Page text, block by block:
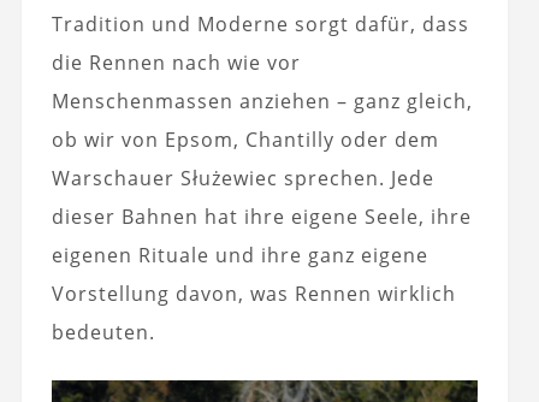
Tradition und Moderne sorgt dafür, dass
die Rennen nach wie vor
Menschenmassen anziehen – ganz gleich,
ob wir von Epsom, Chantilly oder dem
Warschauer Służewiec sprechen. Jede
dieser Bahnen hat ihre eigene Seele, ihre
eigenen Rituale und ihre ganz eigene
Vorstellung davon, was Rennen wirklich
bedeuten.